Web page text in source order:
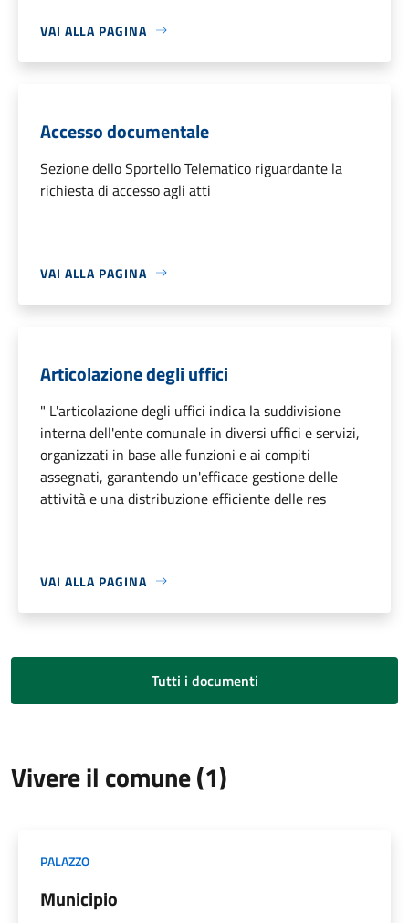
VAI ALLA PAGINA
Accesso documentale
Sezione dello Sportello Telematico riguardante la
richiesta di accesso agli atti
VAI ALLA PAGINA
Articolazione degli uffici
" L'articolazione degli uffici indica la suddivisione
interna dell'ente comunale in diversi uffici e servizi,
organizzati in base alle funzioni e ai compiti
assegnati, garantendo un'efficace gestione delle
attività e una distribuzione efficiente delle res
VAI ALLA PAGINA
Tutti i documenti
Vivere il comune (1)
PALAZZO
Municipio